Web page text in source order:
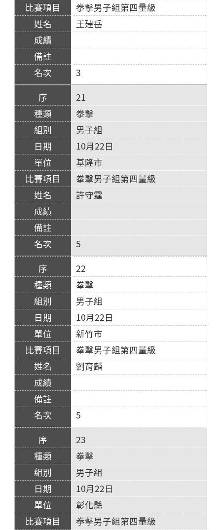
拳擊男子組第四量級
王建岳
3
21
拳擊
男子組
10月22日
基隆市
拳擊男子組第四量級
許守霆
5
22
拳擊
男子組
10月22日
新竹市
拳擊男子組第四量級
劉育麟
5
23
拳擊
男子組
10月22日
彰化縣
拳擊男子組第四量級